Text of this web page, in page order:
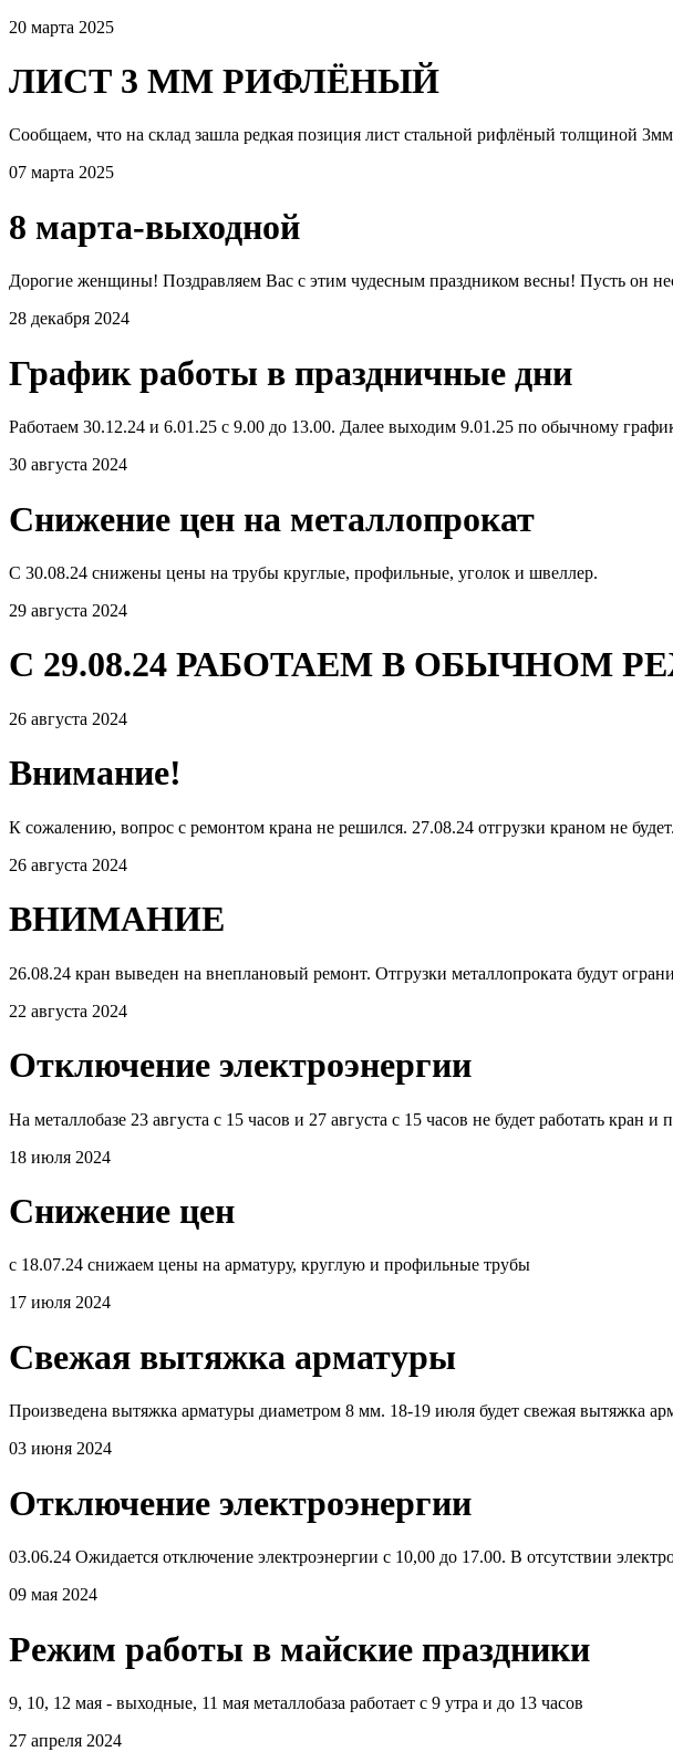
20 марта 2025
ЛИСТ 3 ММ РИФЛЁНЫЙ
Сообщаем, что на склад зашла редкая позиция лист стальной рифлёный толщиной
07 марта 2025
8 марта-выходной
Дорогие женщины! Поздравляем Вас с этим чудесным праздником весны! Пусть он
28 декабря 2024
График работы в праздничные дни
Работаем 30.12.24 и 6.01.25 с 9.00 до 13.00. Далее выходим 9.01.25 по обычному
30 августа 2024
Снижение цен на металлопрокат
С 30.08.24 снижены цены на трубы круглые, профильные, уголок и швеллер.
29 августа 2024
С 29.08.24 РАБОТАЕМ В ОБЫЧНОМ
26 августа 2024
Внимание!
К сожалению, вопрос с ремонтом крана не решился. 27.08.24 отгрузки краном не будет.
26 августа 2024
ВНИМАНИЕ
26.08.24 кран выведен на внеплановый ремонт. Отгрузки металлопроката будут
22 августа 2024
Отключение электроэнергии
На металлобазе 23 августа с 15 часов и 27 августа с 15 часов не будет работать кран
18 июля 2024
Снижение цен
с 18.07.24 снижаем цены на арматуру, круглую и профильные трубы
17 июля 2024
Свежая вытяжка арматуры
Произведена вытяжка арматуры диаметром 8 мм. 18-19 июля будет свежая вытяжка
03 июня 2024
Отключение электроэнергии
03.06.24 Ожидается отключение электроэнергии с 10,00 до 17.00. В отсутствии
09 мая 2024
Режим работы в майские праздники
9, 10, 12 мая - выходные, 11 мая металлобаза работает с 9 утра и до 13 часов
27 апреля 2024